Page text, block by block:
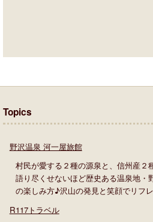
Topics
野沢温泉 河一屋旅館
村民が愛する２種の源泉と、信州産２
語り尽くせないほど歴史ある温泉地・
の楽しみ方♪沢山の発見と笑顔でリフ
R117トラベル